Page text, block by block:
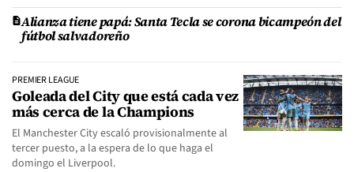
Alianza tiene papá: Santa Tecla se corona bicampeón del
fútbol salvadoreño
PREMIER LEAGUE
Goleada del City que está cada vez
más cerca de la Champions
El Manchester City escaló provisionalmente al
tercer puesto, a la espera de lo que haga el
domingo el Liverpool.